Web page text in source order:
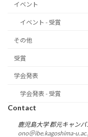
イベント
イベント - 受賞
その他
受賞
学会発表
学会発表 - 受賞
Contact
鹿児島大学 郡元キャン
ono＠ibe.kagoshima-